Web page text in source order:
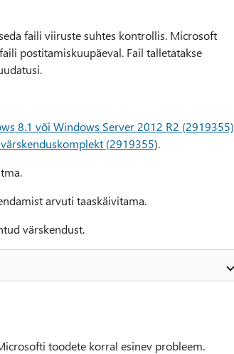
faili viiruste suhtes kontrollis. Microsoft
postitamiskuupäeval. Fail talletatakse
8.1 või Windows Server 2012 R2 (2919355)
(2919355).
arvuti taaskäivitama.
värskendust.
toodete korral esinev probleem.